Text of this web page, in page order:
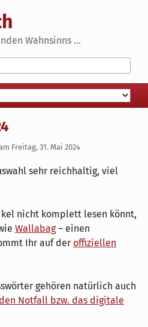
Wahnsinns ...
Freitag, 31. Mai 2024
sehr reichhaltig, viel
nicht komplett lesen könnt,
Wallabag– einen
Ihr auf der offiziellen
gehören natürlich auch
Notfall bzw. das digitale